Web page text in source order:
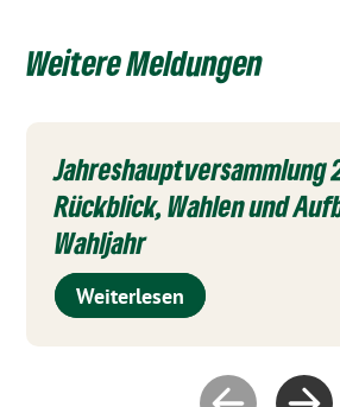
Weitere Meldungen
Jahreshauptversammlung
Rückblick, Wahlen und
Wahljahr
Weiterlesen